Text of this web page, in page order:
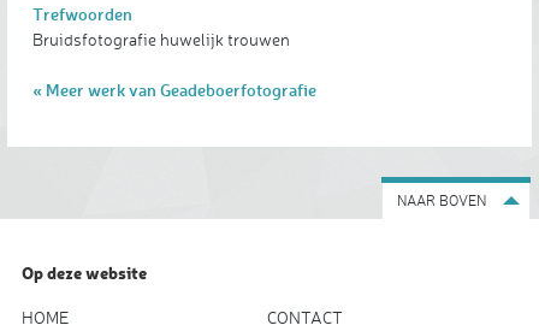
Trefwoorden
Bruidsfotografie huwelijk trouwen
« Meer werk van Geadeboerfotografie
NAAR BOVEN
Op deze website
HOME
CONTACT